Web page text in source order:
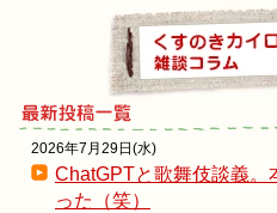
2026年7月29日(水)
ChatGPTと歌舞伎談義。
った（笑）